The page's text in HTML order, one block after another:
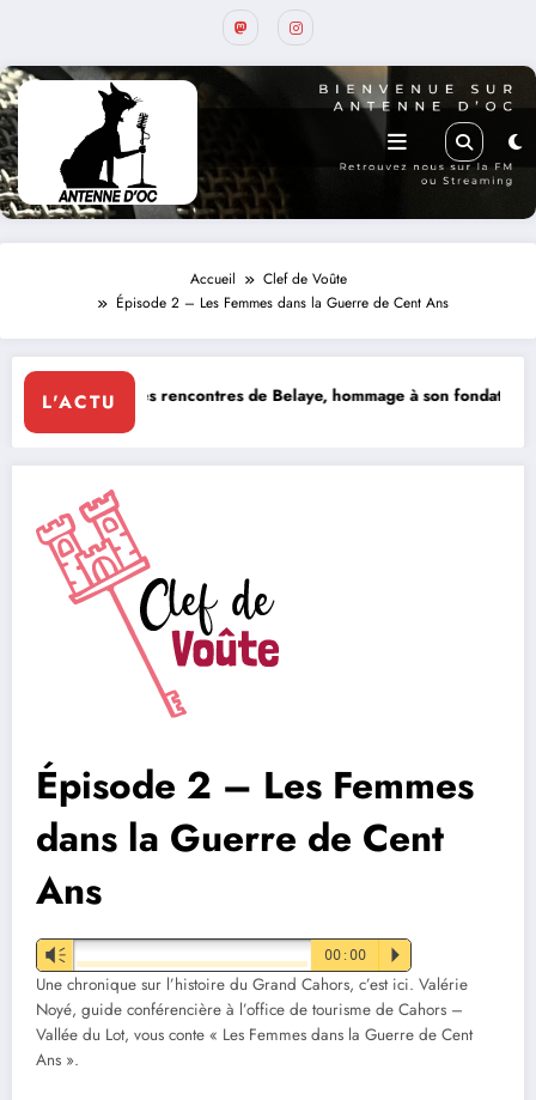
Accueil
Clef de Voûte
Épisode 2 – Les Femmes dans la Guerre de Cent Ans
L'ACTU
de Belaye, hommage à son fondateur, Roland Pidoux,
Épisode 2 – Les Femmes
dans la Guerre de Cent
Ans
Vm 00:00 P
Une chronique sur l’histoire du Grand Cahors, c’est ici. Valérie
Noyé, guide conférencière à l’office de tourisme de Cahors –
Vallée du Lot, vous conte « Les Femmes dans la Guerre de Cent
Ans ».